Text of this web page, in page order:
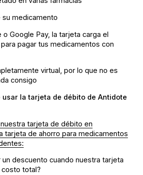
su medicamento
o Google Pay, la tarjeta carga el
pagar tus medicamentos con
virtual, por lo que no es
consigo
la tarjeta de débito de Antidote
tarjeta de débito en
tarjeta de ahorro para medicamentos
un descuento cuando nuestra tarjeta
total?